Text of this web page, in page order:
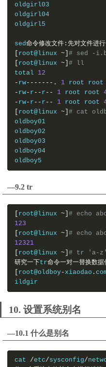
oldgirl03
oldgirl04
oldgirl5
sed命令修改文件:先对文件进行
[ root@linux ~] # sed -
[ root@linux ~] # ll
total 12
- rw-------. 1 root root
- rw- r -- r -- 1 root root
- rw- r -- r -- 1 root root
[ root@linux ~] # cat
oldboy01
oldboy02
oldboy03
oldboy04
oldboy5
—9.2 tr
[ root@linux ~] # echo
123
[ root@linux ~] # echo
12321
[ root@linux ~] # tr 'a-
研究一下tr命令一对一替换数据
[ root@oldboy- xiaodao .
ildgir
10. 设置系统别名
—10.1 什么是别名
cat /etc/sysconfig/